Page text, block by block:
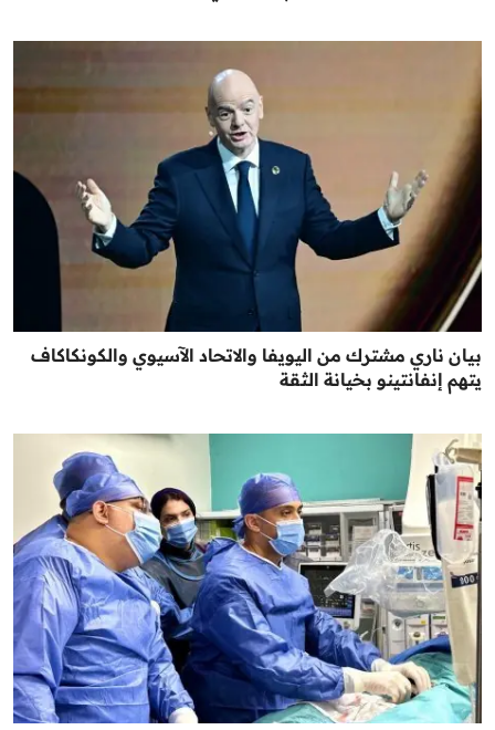
بيان ناري مشترك من اليويفا والاتحاد الآسيوي والكونكاكاف
يتهم إنفانتينو بخيانة الثقة